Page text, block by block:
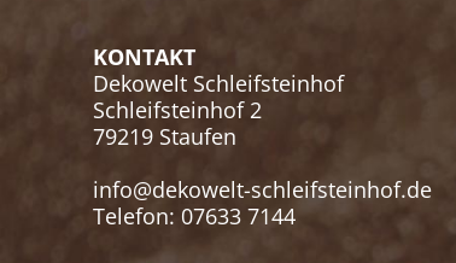
KONTAKT
Dekowelt Schleifsteinhof
Schleifsteinhof 2
79219 Staufen
info@dekowelt-schleifsteinhof.de
Telefon: 07633 7144